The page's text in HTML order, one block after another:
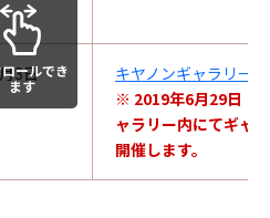
3日
キヤノンギャラリー
※ 2019年6月29日（
ャラリー内にてギャ
開催します。
ールでき
ます